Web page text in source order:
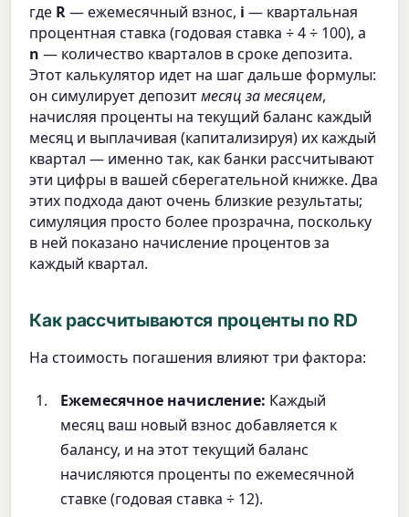
где R— ежемесячный взнос, i — квартальная
процентная ставка (годовая ставка ÷ 4 ÷ 100), а
n — количество кварталов в сроке депозита.
Этот калькулятор идет на шаг дальше формулы:
он симулирует депозитмесяц за месяцем,
начисляя проценты на текущий баланс каждый
месяц и выплачивая (капитализируя) их каждый
квартал — именно так, как банки рассчитывают
эти цифры в вашей сберегательной книжке. Два
этих подхода дают очень близкие результаты;
симуляция просто более прозрачна, поскольку
в ней показано начисление процентов за
каждый квартал.
Как рассчитываются проценты по RD
На стоимость погашения влияют три фактора:
Ежемесячное начисление: Каждый
месяц ваш новый взнос добавляется к
балансу, и на этот текущий баланс
начисляются проценты по ежемесячной
ставке (годовая ставка ÷ 12).